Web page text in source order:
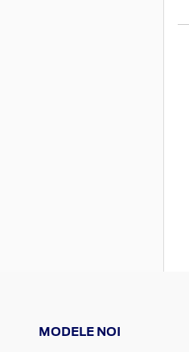
MODELE NOI